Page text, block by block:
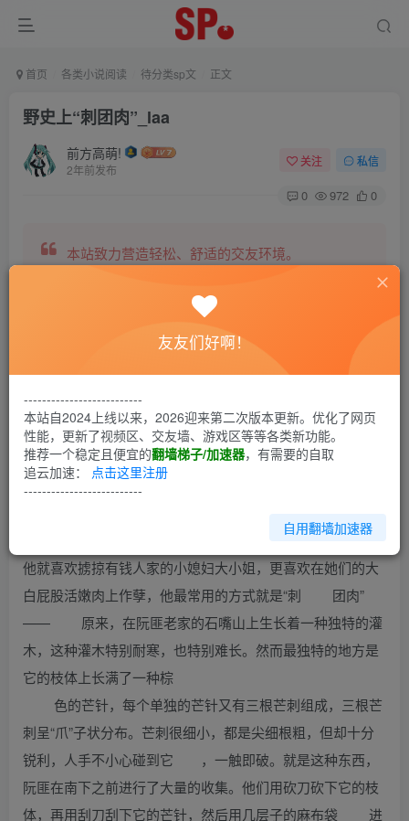
首页 各类小说阅读 待分类sp文 正文
野史上“刺团肉”_laa
前方高萌!
2年前发布
关注 私信
0 972 0
本站致力营造轻松、舒适的交友环境。
另有小说阅读站点，网罗包括训诫文、腐文在内的
第1回
史上“刺团肉”
明朝初年金陵一带的富人很多，来自关外石嘴山一带的
里的地方频频行掠。 匪首阮兀，是一个非常阴毒的人，
他就喜欢掳掠有钱人家的小媳妇大小姐，更喜欢在她们的大
白屁股活嫩肉上作孽，他最常用的方式就是“刺 团肉”
—— 原来，在阮匪老家的石嘴山上生长着一种独特的灌
木，这种灌木特别耐寒，也特别难长。然而最独特的地方是
它的枝体上长满了一种棕
色的芒针，每个单独的芒针又有三根芒刺组成，三根芒
刺呈“爪”子状分布。芒刺很细小，都是尖细根粗，但却十分
锐利，人手不小心碰到它 ，一触即破。就是这种东西，
阮匪在南下之前进行了大量的收集。他们用砍刀砍下它的枝
体，再用刮刀刮下它的芒针，然后用几层子的麻布袋 进
友友们好啊！
--------------------------
本站自2024上线以来，2026迎来第二次版本更新。优化了网页
性能，更新了视频区、交友墙、游戏区等等各类新功能。
推荐一个稳定且便宜的翻墙梯子/加速器，有需要的自取
追云加速： 点击这里注册
--------------------------
自用翻墙加速器